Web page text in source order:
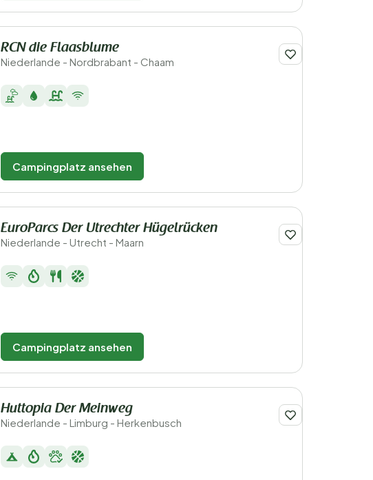
RCN die Flaasblume
Niederlande - Nordbrabant - Chaam
Campingplatz ansehen
EuroParcs Der Utrechter Hügelrücken
Niederlande - Utrecht - Maarn
Campingplatz ansehen
Huttopia Der Meinweg
Niederlande - Limburg - Herkenbusch